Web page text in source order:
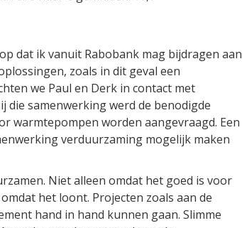
dat ik vanuit Rabobank mag bijdragen aan
zoals in dit geval een
we Paul en Derk in contact met
die samenwerking werd de benodigde
warmtepompen worden aangevraagd. Een
verduurzaming mogelijk maken
Niet alleen omdat het goed is voor
het loont. Projecten zoals aan de
hand in hand kunnen gaan. Slimme